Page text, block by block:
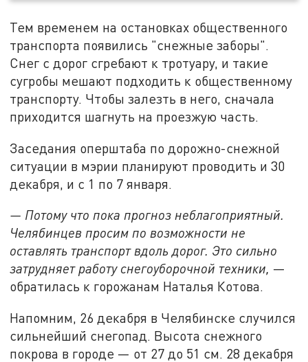
Тем временем на остановках общественного
транспорта появились "снежные заборы".
Снег с дорог сгребают к тротуару, и такие
сугробы мешают подходить к общественному
транспорту. Чтобы залезть в него, сначала
приходится шагнуть на проезжую часть.
Заседания оперштаба по дорожно-снежной
ситуации в мэрии планируют проводить и 30
декабря, и с 1 по 7 января.
— Потому что пока прогноз неблагоприятный.
Челябинцев просим по возможности не
оставлять транспорт вдоль дорог. Это сильно
затрудняет работу снегоуборочной техники, —
обратилась к горожанам Наталья Котова.
Напомним, 26 декабря в Челябинске случился
сильнейший снегопад. Высота снежного
покрова в городе — от 27 до 51 см. 28 декабря